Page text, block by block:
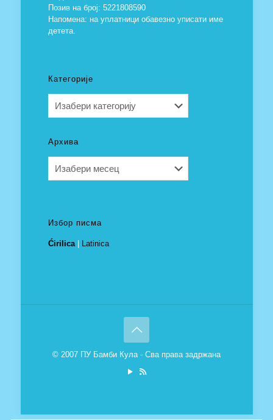
Позив на број: 5221808590
Напомена: на уплатници обавезно уписати име
детета.
Категорије
Архива
Избор писма
Ćirilica| Latinica
© 2007 ПУ Бамби Кула - Сва права задржана